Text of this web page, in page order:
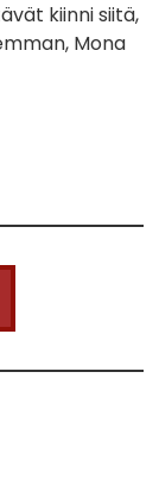
kiinni siitä,
Mona